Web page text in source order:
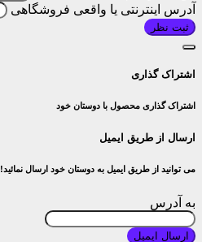
آدرس اینترنتی یا واقعی فروشگاهی
ثبت نظر
اشتراک گذاری
اشتراک گذاری محصول با دوستان خود
ارسال از طریق ایمیل
می توانید از طریق ایمیل به دوستان خود ارسال نمائید!
به آدرس
ارسال ایمیل